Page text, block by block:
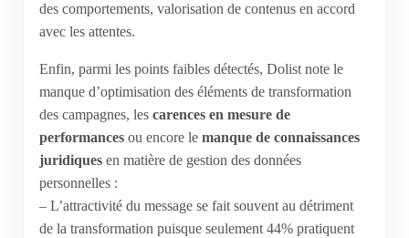
des comportements, valorisation de contenus en accord
avec les attentes.
Enfin, parmi les points faibles détectés, Dolist note le
manque d’optimisation des éléments de transformation
des campagnes, les carences en mesure de
performancesou encore lemanque de connaissances
juridiquesen matière de gestion des données
personnelles :
– L’attractivité du message se fait souvent au détriment
de la transformation puisque seulement 44% pratiquent